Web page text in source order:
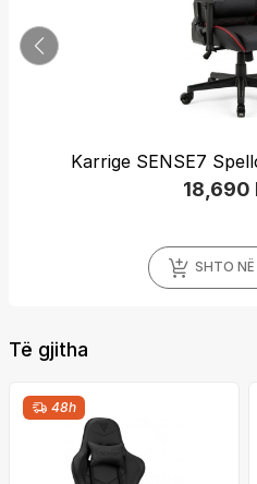
Spellcaster, e zezë/kuqe
SHTO NË SHPORTË
Të gjitha
48h